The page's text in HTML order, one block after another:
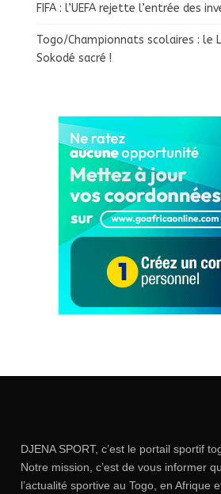
FIFA : l’UEFA rejette l’entrée des
Togo/Championnats scolaires : le
Sokodé sacré !
DJENA SPORT, c’est le portail sportif
Notre mission, c’est de vous informer
l’actualité sportive au Togo, en Afrique